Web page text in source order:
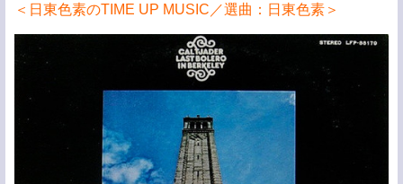
＜日東色素のTIME UP MUSIC／選曲：日東色素＞